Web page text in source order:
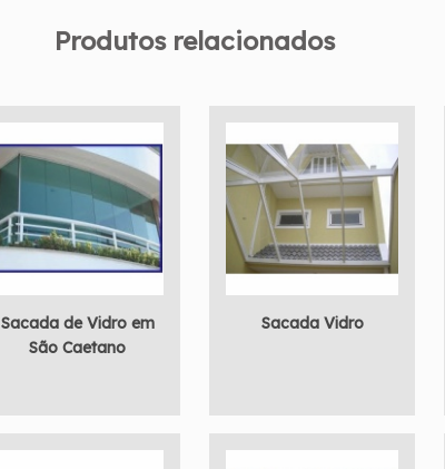
Produtos relacionados
Sacada de Vidro em
São Caetano
Sacada Vidro